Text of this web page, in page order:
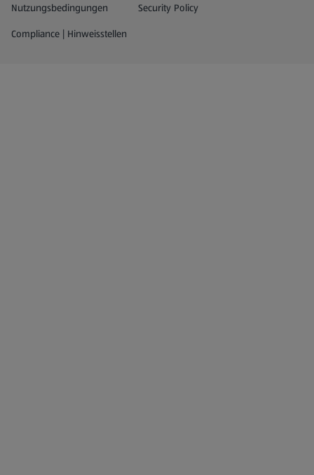
Nutzungsbedingungen
Security Policy
Compliance | Hinweisstellen